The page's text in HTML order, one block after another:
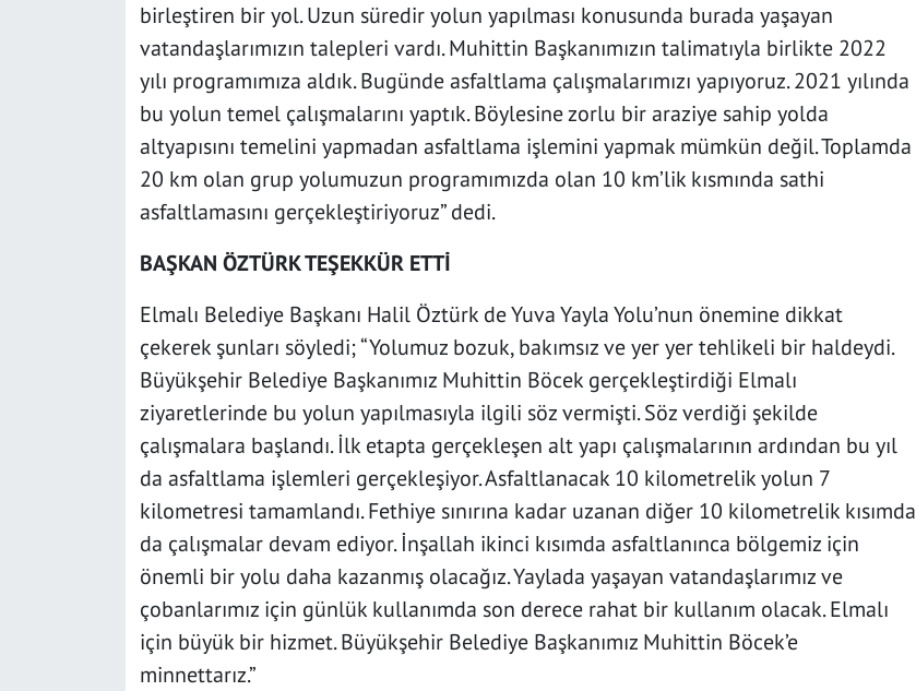
birleştiren bir yol. Uzun süredir yolun yapılması konusunda burada yaşayan
vatandaşlarımızın talepleri vardı. Muhittin Başkanımızın talimatıyla birlikte 2022
yılı programımıza aldık. Bugünde asfaltlama çalışmalarımızı yapıyoruz. 2021 yılında
bu yolun temel çalışmalarını yaptık. Böylesine zorlu bir araziye sahip yolda
altyapısını temelini yapmadan asfaltlama işlemini yapmak mümkün değil. Toplamda
20 km olan grup yolumuzun programımızda olan 10 km’lik kısmında sathi
asfaltlamasını gerçekleştiriyoruz” dedi.
BAŞKAN ÖZTÜRK TEŞEKKÜR ETTİ
Elmalı Belediye Başkanı Halil Öztürk de Yuva Yayla Yolu’nun önemine dikkat
çekerek şunları söyledi; “Yolumuz bozuk, bakımsız ve yer yer tehlikeli bir haldeydi.
Büyükşehir Belediye Başkanımız Muhittin Böcek gerçekleştirdiği Elmalı
ziyaretlerinde bu yolun yapılmasıyla ilgili söz vermişti. Söz verdiği şekilde
çalışmalara başlandı. İlk etapta gerçekleşen alt yapı çalışmalarının ardından bu yıl
da asfaltlama işlemleri gerçekleşiyor. Asfaltlanacak 10 kilometrelik yolun 7
kilometresi tamamlandı. Fethiye sınırına kadar uzanan diğer 10 kilometrelik kısımda
da çalışmalar devam ediyor. İnşallah ikinci kısımda asfaltlanınca bölgemiz için
önemli bir yolu daha kazanmış olacağız. Yaylada yaşayan vatandaşlarımız ve
çobanlarımız için günlük kullanımda son derece rahat bir kullanım olacak. Elmalı
için büyük bir hizmet. Büyükşehir Belediye Başkanımız Muhittin Böcek’e
minnettarız.”